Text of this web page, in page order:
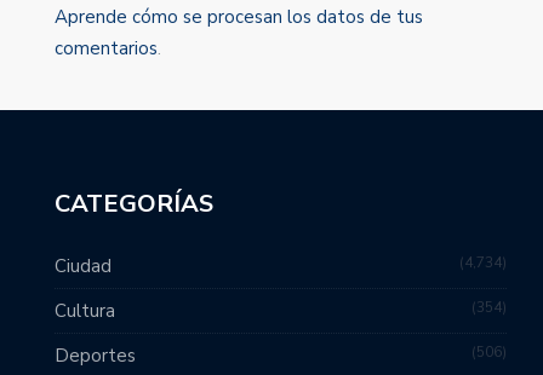
Aprende cómo se procesan los datos de tus
comentarios.
CATEGORÍAS
Ciudad 4,734
Cultura 354
Deportes 506